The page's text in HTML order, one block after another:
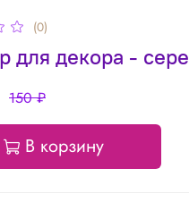
(0)
для декора -
150 ₽
В корзину